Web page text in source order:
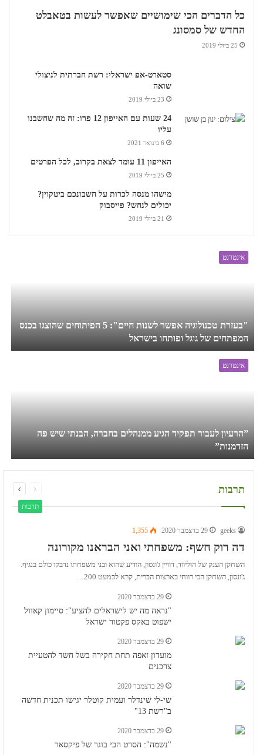
כל הדברים הכי שימושיים שאפשר לעשות בטאבלט
החדש של סמסונג
25 ביולי 2019
סטארט-אפ ישראלי: רשת חברתית לניצולי
שואה
23 ביולי 2019
24 שעות עם האייפון 12 פרו: זה מה שחשבנו
עליו
6 בינואר 2021
האייפון 11 עומד לצאת בקרוב, לכל הפרטים
25 ביולי 2019
מישהו מנסה לכרות על חשבונכם ביטקוין?
יכולים לנחש? פייסבוק
21 ביולי 2019
אינטרנט
"בעזרת טכנולוגיה אפשר לשנות חיים": 5 הפיתוחים שהוצגו בכנס
המפתחים של גוגל ופותחו בישראל
אינטרנט
”הרעיון לעבור תפקיד הגיע ממנהלים בחברה, הבנתי שיש פה
הזדמנות”
תרבות
תרבות
geeks 29 בדצמבר 2020 1,355
דה רוק חשף: משפחתי ואני הבראנו מקורונה
השחקן הענק של הוליווד, דוויין ג'ונסון, הודיע שהוא ובני משפחתו נדבקו כולם בנגיף.
ג'ונסון, השחקן הכי רווחי בארצות הברית, קרא לכמעט 200…
29 בדצמבר 2020
"נראה מה יש לישראלים להציע": סיימון קאוול
ישפוט באקס פקטור ישראל
29 בדצמבר 2020
מועדון זאפה תחת חקירה בשל חשד להטעיית
צרכנים
29 בדצמבר 2020
שי-לי שינדלר ועמית קוטלר יגישו תכנית חדשה
ב"רשת 13"
29 בדצמבר 2020
"נשמה": הסרט הכי בוגר של פיקסאר